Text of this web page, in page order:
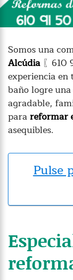
Somos una
Alcúdia 〖610
experiencia
baño logre
agradable,
parareformar
asequibles.
Pulse